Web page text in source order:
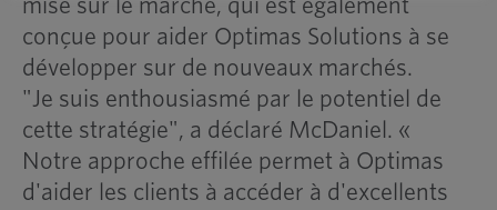
mise sur le marché, qui est également
conçue pour aider Optimas Solutions à se
développer sur de nouveaux marchés.
"Je suis enthousiasmé par le potentiel de
cette stratégie", a déclaré McDaniel. «
Notre approche effilée permet à Optimas
d'aider les clients à accéder à d'excellents